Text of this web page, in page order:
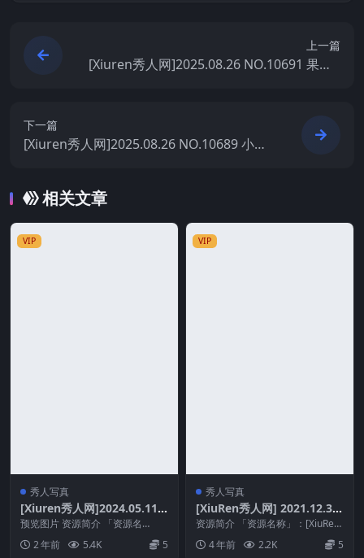
上一篇
[Xiuren秀人网]2025.08.26 NO.10691 果儿V
下一篇
[Xiuren秀人网]2025.08.26 NO.10689 小阿
相关文章
VIP
秀人写真
[Xiuren秀人网]2024.05.11
NO.8524 清妙
预览图片 资源简介 「资源名
称」：[Xiuren秀人网]2024.05.11
N...2 年前 5.4K 5
VIP
秀人写真
[XiuRen秀人网] 2021.12.30
No.4408 诗诗kiki [63+1P 5
85MB]
资源简介 「资源名称」：[XiuRen
4 年前 2.2K 5